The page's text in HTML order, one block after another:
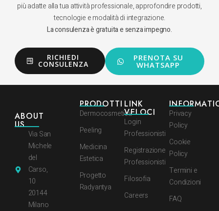
più adatte alla tua attività professionale, approfondire prodotti,
tecnologie e modalità di integrazione.
La consulenza è gratuita e senza impegno.
RICHIEDI
CONSULENZA
PRENOTA SU
WHATSAPP
ABOUT
US
Via San
Michele
del
Carso,
10
20144
Milano
PRODOTTI
Dermocosmetica
Peeling
Medicina
Estetica
Progetto
Radyantya
LINK
VELOCI
Login
Professionisti
Registrazione
Professionisti
Filosofia
Careers
Privacy
Policy
Cookie
Policy
Termini e
Condizioni
FAQ